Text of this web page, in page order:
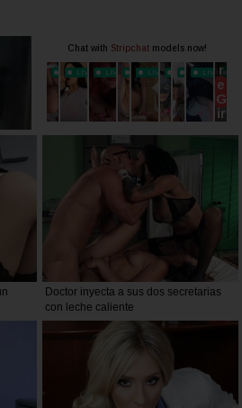
Doctor inyecta a sus dos secretarias
con leche caliente